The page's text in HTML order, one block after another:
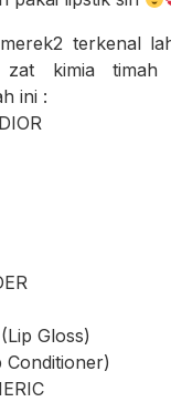
terkenal
zat kimia
ini :
Gloss)
Conditioner)